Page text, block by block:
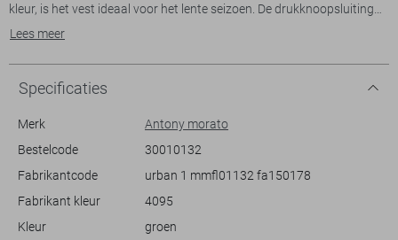
kleur, is het vest ideaal voor het lente seizoen. De drukknoopsluiting
en de klassieke puntkraag geven het een verfijnde uitstraling, terwijl
katoen en 37% polyester, biedt de voering van katoen extra comfort.
Of je nu een middag in het park doorbrengt of vrienden ontmoet voor
een lunch, dit vest past perfect bij elke informele gelegenheid.
Combineer het met een jeans voor een ongedwongen outfit of met
normale lengte zorgen ervoor dat dit vest niet alleen stijl, maar ook
comfort toevoegt aan je garderobe. Antony Morato staat bekend om
zijn moderne en toch tijdloze ontwerpen, en dit vest is daarop geen
Lees meer
Specificaties
Merk
Antony morato
Bestelcode
30010132
Fabrikantcode
urban 1 mmfl01132 fa150178
Fabrikant kleur
4095
Kleur
groen